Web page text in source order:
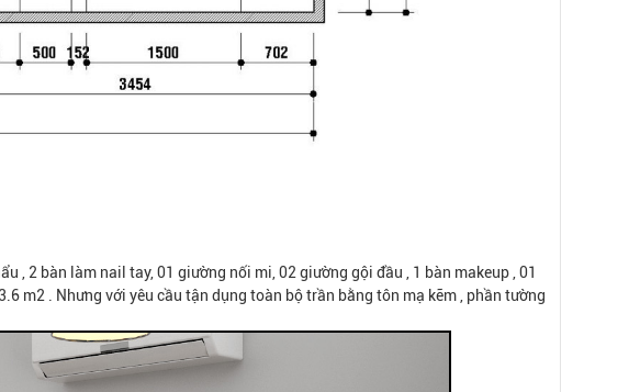
2 bàn làm nail tay, 01 giường nối mi, 02 giường gội đầu , 1 bàn makeup , 01
m2 . Nhưng với yêu cầu tận dụng toàn bộ trần bằng tôn mạ kẽm , phần tường